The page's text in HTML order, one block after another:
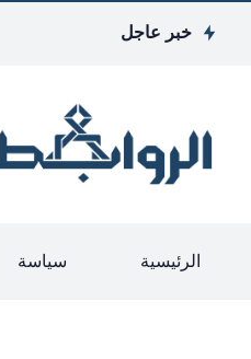
خبر عاجل
الرئيسية سياسة